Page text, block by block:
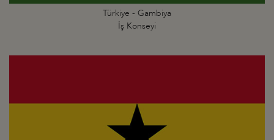
Türkiye - Gambiya
İş Konseyi